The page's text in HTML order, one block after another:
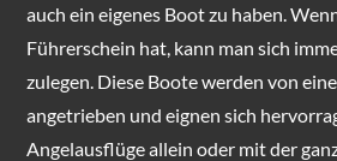
auch ein eigenes Boot zu haben.
Führerschein hat, kann man sich
zulegen. Diese Boote werden von
angetrieben und eignen sich
Angelausflüge allein oder mit der